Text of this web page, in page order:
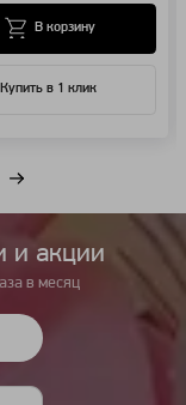
Купить в 1 клик
В корзину
и акции
в месяц